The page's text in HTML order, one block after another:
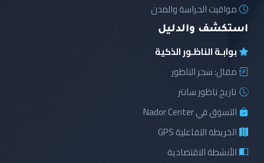
مواقيت الحراسة والمدن
استكشف والدليل
بوابـة الناظـور الذكية
مقال: سحر الناظور
تاريخ ناظور سانتر
التسوق في Nador Center
الخريطة التفاعلية GPS
الأنشطة الاقتصادية